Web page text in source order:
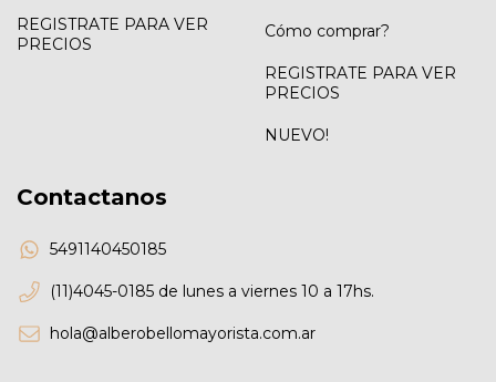
REGISTRATE PARA VER
PRECIOS
Cómo comprar?
REGISTRATE PARA VER
PRECIOS
NUEVO!
Contactanos
5491140450185
(11)4045-0185 de lunes a viernes 10 a 17hs.
hola@alberobellomayorista.com.ar